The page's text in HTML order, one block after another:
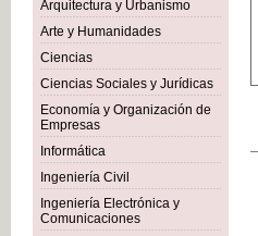
Arquitectura y Urbanismo
Arte y Humanidades
Ciencias
Ciencias Sociales y Jurídicas
Economía y Organización de
Empresas
Informática
Ingeniería Civil
Ingeniería Electrónica y
Comunicaciones